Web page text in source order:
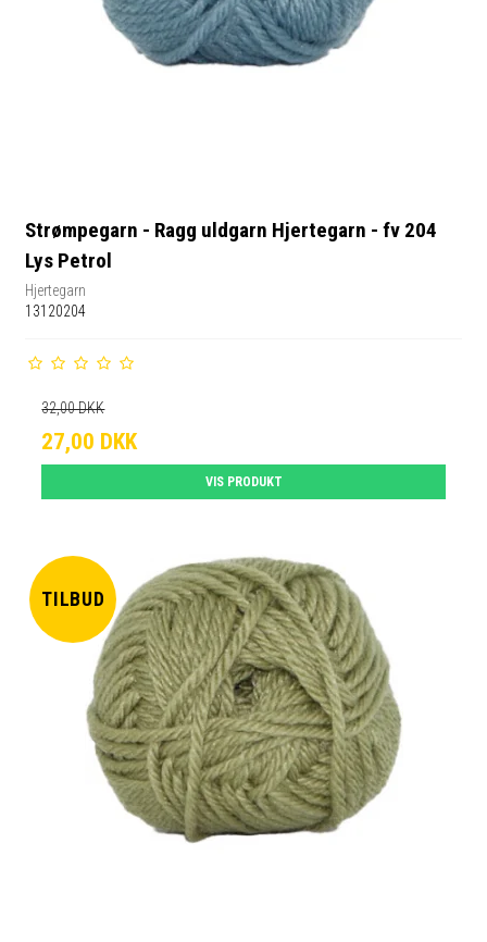
Strømpegarn - Ragg uldgarn Hjertegarn - fv 204
Lys Petrol
Hjertegarn
13120204
32,00 DKK
27,00 DKK
VIS PRODUKT
TILBUD